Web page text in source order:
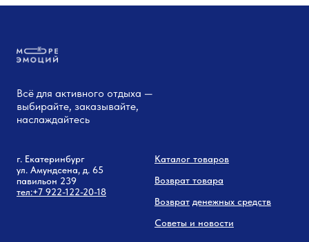
Всё для активного отдыха —
выбирайте, заказывайте,
наслаждайтесь
г. Екатеринбург
ул. Амундсена, д. 65
павильон 239
тел:+7 922-122-20-18
Каталог товаров
Возврат товара
Возврат денежных средств
Советы и новости